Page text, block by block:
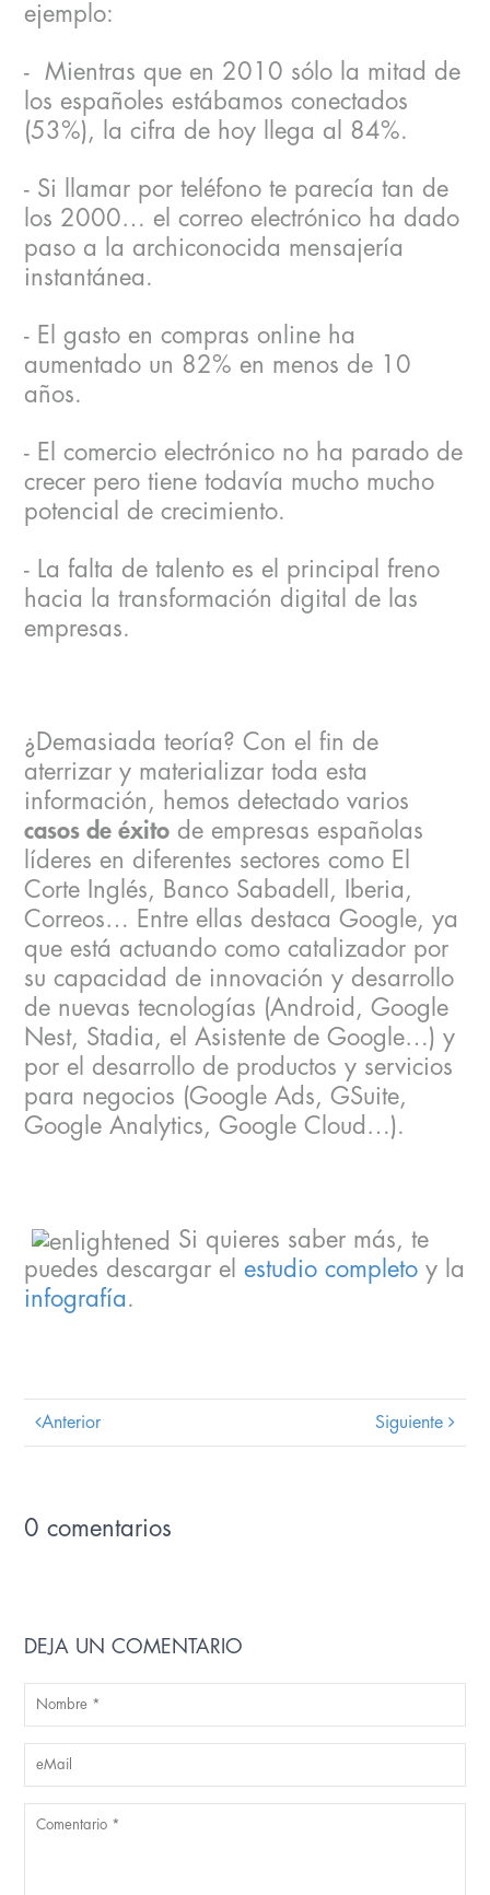
ejemplo:
- Mientras que en 2010 sólo la mitad de
los españoles estábamos conectados
(53%), la cifra de hoy llega al 84%.
- Si llamar por teléfono te parecía tan de
los 2000… el correo electrónico ha dado
paso a la archiconocida mensajería
instantánea.
- El gasto en compras online ha
aumentado un 82% en menos de 10
años.
- El comercio electrónico no ha parado de
crecer pero tiene todavía mucho mucho
potencial de crecimiento.
- La falta de talento es el principal freno
hacia la transformación digital de las
empresas.
¿Demasiada teoría? Con el fin de
aterrizar y materializar toda esta
información, hemos detectado varios
casos de éxito de empresas españolas
líderes en diferentes sectores como El
Corte Inglés, Banco Sabadell, Iberia,
Correos… Entre ellas destaca Google, ya
que está actuando como catalizador por
su capacidad de innovación y desarrollo
de nuevas tecnologías (Android, Google
Nest, Stadia, el Asistente de Google…) y
por el desarrollo de productos y servicios
para negocios (Google Ads, GSuite,
Google Analytics, Google Cloud…).
Si quieres saber más, te
puedes descargar elestudio completo y la
infografía.
Anterior Siguiente
0 comentarios
DEJA UN COMENTARIO